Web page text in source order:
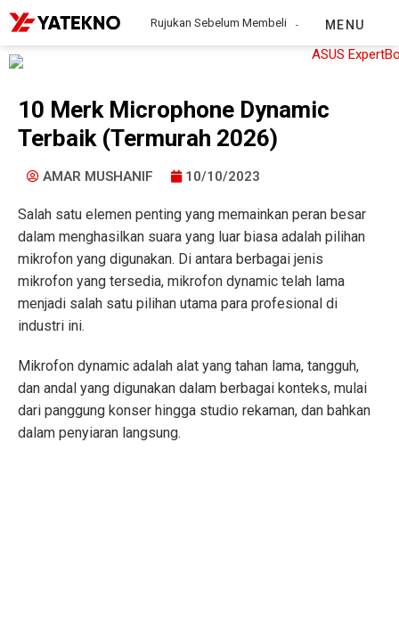
Rujukan Sebelum Membeli MENU
10 Merk Microphone Dynamic
Terbaik (Termurah 2026)
AMAR MUSHANIF 10/10/2023
Salah satu elemen penting yang memainkan peran besar
dalam menghasilkan suara yang luar biasa adalah pilihan
mikrofon yang digunakan. Di antara berbagai jenis
mikrofon yang tersedia, mikrofon dynamic telah lama
menjadi salah satu pilihan utama para profesional di
industri ini.
Mikrofon dynamic adalah alat yang tahan lama, tangguh,
dan andal yang digunakan dalam berbagai konteks, mulai
dari panggung konser hingga studio rekaman, dan bahkan
dalam penyiaran langsung.